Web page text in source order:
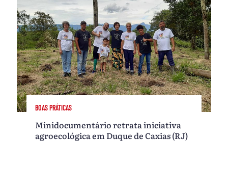
BOAS PRÁTICAS
Minidocumentário retrata iniciativa
agroecológica em Duque de Caxias (RJ)